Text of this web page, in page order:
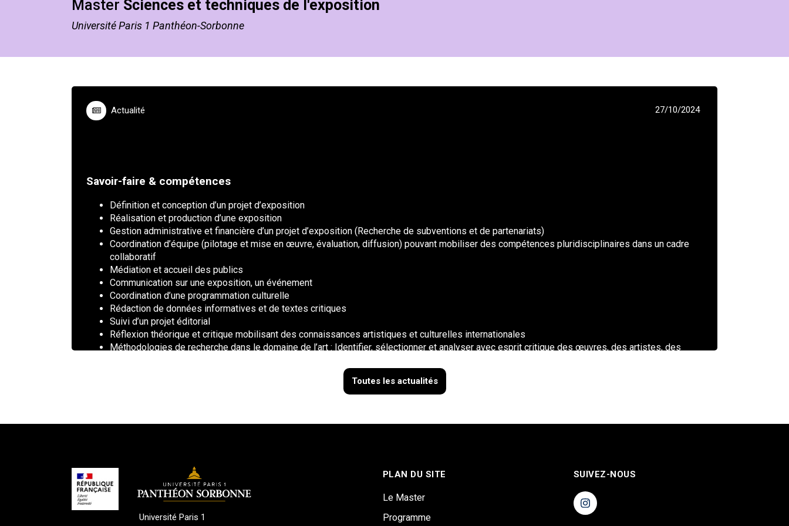
Master Sciences et techniques de l'exposition
Université Paris 1 Panthéon-Sorbonne
Actualité 27/10/2024
Savoir-faire & compétences
Définition et conception d’un projet d’exposition
Réalisation et production d’une exposition
Gestion administrative et financière d’un projet d’exposition (Recherche de subventions et de partenariats)
Coordination d’équipe (pilotage et mise en œuvre, évaluation, diffusion) pouvant mobiliser des compétences pluridisciplinaires dans un cadre
collaboratif
Médiation et accueil des publics
Communication sur une exposition, un événement
Coordination d’une programmation culturelle
Rédaction de données informatives et de textes critiques
Suivi d’un projet éditorial
Réflexion théorique et critique mobilisant des connaissances artistiques et culturelles internationales
Méthodologies de recherche dans le domaine de l’art : Identifier, sélectionner et analyser avec esprit critique des œuvres, des artistes, des
Respect et défense des principes de responsabilité écologique et environnementale, d’éthique, de déontologie
Toutes les actualités
Université Paris 1
PLAN DU SITE
Le Master
Programme
SUIVEZ-NOUS